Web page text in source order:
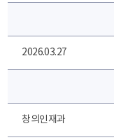
2026.03.27
창의인재과